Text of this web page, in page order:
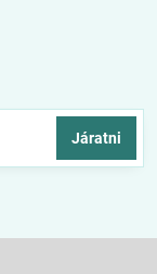
Járatni